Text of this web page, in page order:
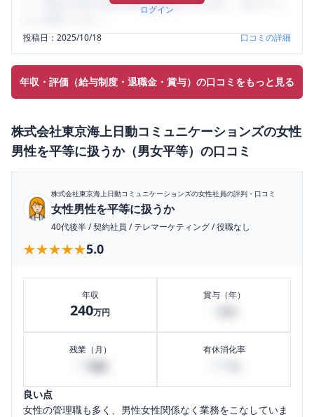
ログイン
り、将来の不安や現在の悩みを解消するために、ぜひサイト
投稿日：2025/10/18 口コミの詳細
年収・評価（給与制度・退職金・賞与）の口コミをもっと見る
株式会社東京海上日動コミュニケーションズの女性
男性を平等に扱うか（男女平等） の口コミ
株式会社東京海上日動コミュニケーションズの女性社員の評判・口コミ
女性男性を平等に扱うか
40代後半/契約社員 /テレマーケティング/役職なし
★★★★★
★★★★★5.0
年収
240万円
賞与（年）
残業（月） 有休消化率
良い点
女性の管理職も多く、男性女性関係なく業務をこなしていま